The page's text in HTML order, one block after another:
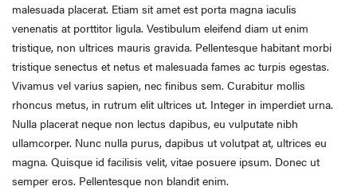
malesuada placerat. Etiam sit amet est porta magna iaculis
venenatis at porttitor ligula. Vestibulum eleifend diam ut enim
tristique, non ultrices mauris gravida. Pellentesque habitant morbi
tristique senectus et netus et malesuada fames ac turpis egestas.
Vivamus vel varius sapien, nec finibus sem. Curabitur mollis
rhoncus metus, in rutrum elit ultrices ut. Integer in imperdiet urna.
Nulla placerat neque non lectus dapibus, eu vulputate nibh
ullamcorper. Nunc nulla purus, dapibus ut volutpat at, ultrices eu
magna. Quisque id facilisis velit, vitae posuere ipsum. Donec ut
semper eros. Pellentesque non blandit enim.